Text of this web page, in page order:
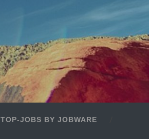
TOP-JOBS BY JOBWARE